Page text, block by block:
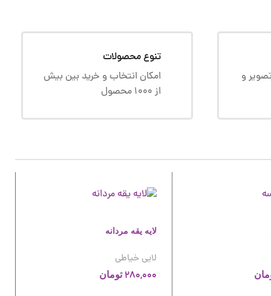
و
تنوع محصولات
امکان انتخاب و خرید بین بیش
از 1000 محصول
لایه یقه مردانه
لایی خیاطی
280,000 تومان